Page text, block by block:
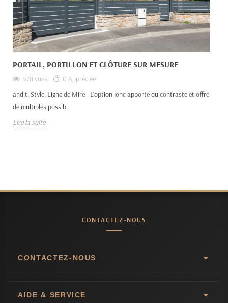
PORTAIL, PORTILLON ET CLÔTURE SUR MESURE
578 vues 0 Appréciée
andlt; Style: Ligne de Mire - L'option jonc apporte du contraste et offre
de multiples possib
Lire la suite
CONTACTEZ-NOUS
CONTACTEZ-NOUS
AIDE & SERVICE